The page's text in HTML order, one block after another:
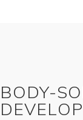
BODY-